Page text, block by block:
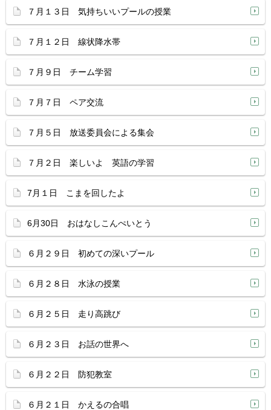
７月１３日 気持ちいいプールの授業
７月１２日 線状降水帯
７月９日 チーム学習
７月７日 ペア交流
７月５日 放送委員会による集会
７月２日 楽しいよ 英語の学習
7月１日 こまを回したよ
6月30日 おはなしこんぺいとう
６月２９日 初めての深いプール
６月２８日 水泳の授業
６月２５日 走り高跳び
６月２３日 お話の世界へ
６月２２日 防犯教室
６月２１日 かえるの合唱